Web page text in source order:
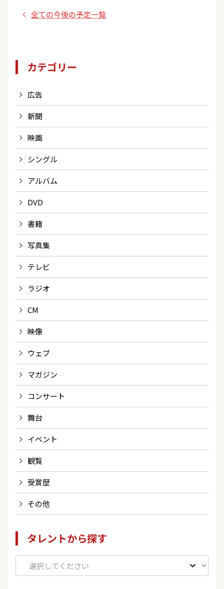
全ての今後の予定一覧
カテゴリー
広告
新聞
映画
シングル
アルバム
DVD
書籍
写真集
テレビ
ラジオ
CM
映像
ウェブ
マガジン
コンサート
舞台
イベント
観覧
受賞歴
その他
タレントから探す